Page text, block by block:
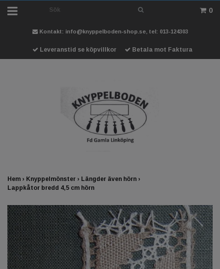
0
Kontakt: info@knyppelboden-shop.se, tel: 013-124303
Leveranstid se köpvillkor Betala mot Faktura
Hem › Knyppelmönster › Längder även hörn ›
Lappkåtor bredd 4,5 cm hörn